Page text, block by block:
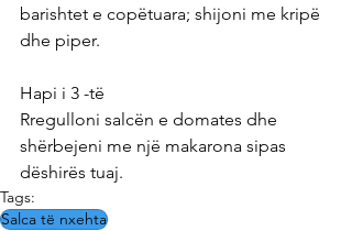
barishtet e copëtuara; shijoni me kripë
dhe piper.
Hapi i 3 -të
Rregulloni salcën e domates dhe
shërbejeni me një makarona sipas
dëshirës tuaj.
Tags:
Salca të nxehta